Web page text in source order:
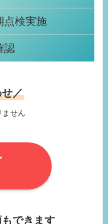
点検実施
認
／
せん
できます